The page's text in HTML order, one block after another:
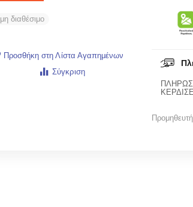
μη διαθέσιμο
Προσθήκη στη Λίστα Αγαπημένων
Σύγκριση
ΚΕΡΔΙΣΕ